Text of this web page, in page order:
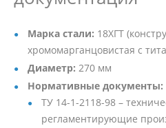
Марка стали: 18ХГТ
хромомарганцовистая с
Диаметр: 270 мм
Нормативные документы:
ТУ 14-1-2118-98 –
регламентирующие